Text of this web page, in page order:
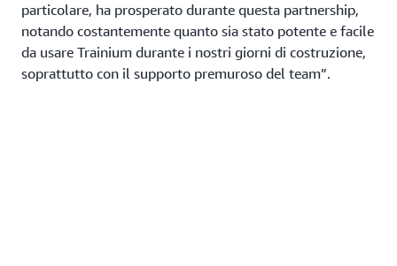
particolare, ha prosperato durante questa partnership,
notando costantemente quanto sia stato potente e facile
da usare Trainium durante i nostri giorni di costruzione,
soprattutto con il supporto premuroso del team”.